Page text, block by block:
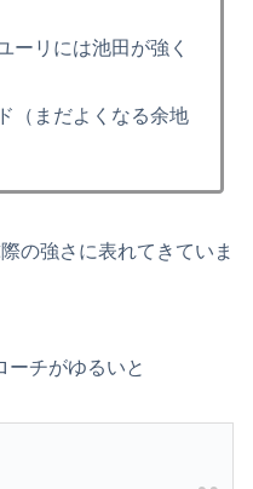
ーリには池田が強く
（まだよくなる余地
の強さに表れてきていま
ーチがゆるいと